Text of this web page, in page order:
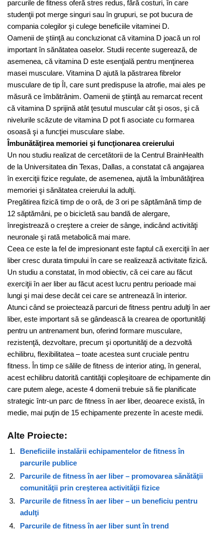
parcurile de fitness oferă stres redus, fără costuri, în care
studenţii pot merge singuri sau în grupuri, se pot bucura de
compania colegilor şi culege beneficiile vitaminei D.
Oamenii de ştiinţă au concluzionat că vitamina D joacă un rol
important în sănătatea oaselor. Studii recente sugerează, de
asemenea, că vitamina D este esenţială pentru menţinerea
masei musculare. Vitamina D ajută la păstrarea fibrelor
musculare de tip ÎI, care sunt predispuse la atrofie, mai ales pe
măsură ce îmbătrânim. Oamenii de ştiinţă au remarcat recent
că vitamina D sprijină atât ţesutul muscular cât şi osos, şi că
nivelurile scăzute de vitamina D pot fi asociate cu formarea
osoasă şi a funcţiei musculare slabe.
Îmbunătăţirea memoriei şi funcţionarea creierului
Un nou studiu realizat de cercetătorii de la Centrul BrainHealth
de la Universitatea din Texas, Dallas, a constatat că angajarea
în exerciţii fizice regulate, de asemenea, ajută la îmbunătăţirea
memoriei şi sănătatea creierului la adulţi.
Pregătirea fizică timp de o oră, de 3 ori pe săptămână timp de
12 săptămâni, pe o bicicletă sau bandă de alergare,
înregistrează o creştere a creier de sânge, indicând activităţi
neuronale şi rată metabolică mai mare.
Ceea ce este la fel de impresionant este faptul că exerciţii în aer
liber cresc durata timpului în care se realizează activitate fizică.
Un studiu a constatat, în mod obiectiv, că cei care au făcut
exerciţii în aer liber au făcut acest lucru pentru perioade mai
lungi şi mai dese decât cei care se antrenează în interior.
Atunci când se proiectează parcuri de fitness pentru adulţi în aer
liber, este important să se gândească la crearea de oportunităţi
pentru un antrenament bun, oferind formare musculare,
rezistenţă, dezvoltare, precum şi oportunităţi de a dezvoltă
echilibru, flexibilitatea – toate acestea sunt cruciale pentru
fitness. În timp ce sălile de fitness de interior ating, în general,
acest echilibru datorită cantităţii copleşitoare de echipamente din
care putem alege, aceste 4 domenii trebuie să fie planificate
strategic într-un parc de fitness în aer liber, deoarece există, în
medie, mai puţin de 15 echipamente prezente în aceste medii.
Alte Proiecte:
Beneficiile instalării echipamentelor de fitness în
parcurile publice
Parcurile de fitness în aer liber – promovarea sănătăţii
comunităţii prin creşterea activităţii fizice
Parcurile de fitness în aer liber – un beneficiu pentru
adulţi
Parcurile de fitness în aer liber sunt în trend